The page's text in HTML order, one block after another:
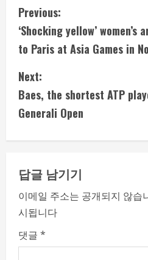
C
o
n
t
i
n
u
e
R
e
Previous:
‘Shocking yellow’
to Paris at Asia Games in
Next:
Baes, the shortest ATP
Generali Open
답글 남기기
이메일 주소는 공개되지 않습
시됩니다
댓글 *